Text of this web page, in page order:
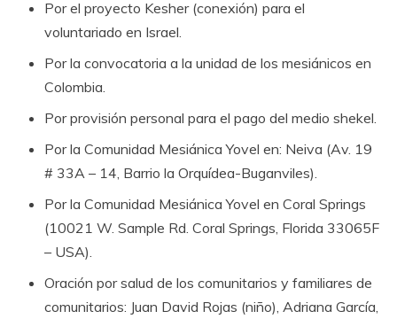
Por el proyecto Kesher (conexión) para el
voluntariado en Israel.
Por la convocatoria a la unidad de los mesiánicos en
Colombia.
Por provisión personal para el pago del medio shekel.
Por la Comunidad Mesiánica Yovel en: Neiva (Av. 19
# 33A – 14, Barrio la Orquídea-Buganviles).
Por la Comunidad Mesiánica Yovel en Coral Springs
(10021 W. Sample Rd. Coral Springs, Florida 33065F
– USA).
Oración por salud de los comunitarios y familiares de
comunitarios: Juan David Rojas (niño), Adriana García,